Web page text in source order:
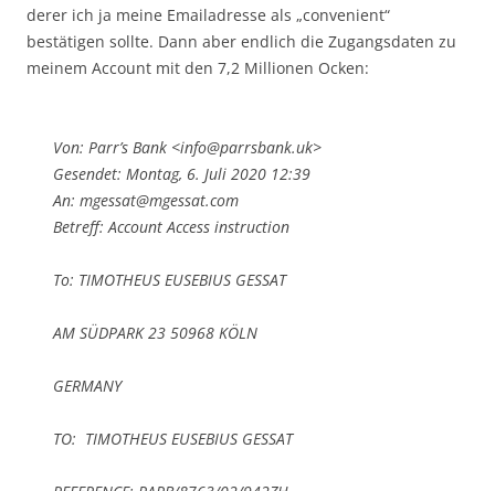
derer ich ja meine Emailadresse als „convenient“
bestätigen sollte. Dann aber endlich die Zugangsdaten zu
meinem Account mit den 7,2 Millionen Ocken:
Von: Parr’s Bank <info@parrsbank.uk>
Gesendet: Montag, 6. Juli 2020 12:39
An: mgessat@mgessat.com
Betreff: Account Access instruction
To: TIMOTHEUS EUSEBIUS GESSAT
AM SÜDPARK 23 50968 KÖLN
GERMANY
TO: TIMOTHEUS EUSEBIUS GESSAT